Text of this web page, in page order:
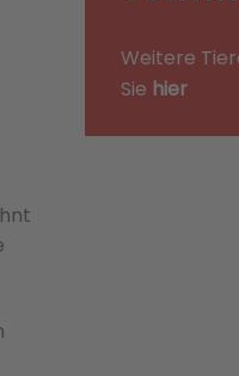
Weitere
Sie hier